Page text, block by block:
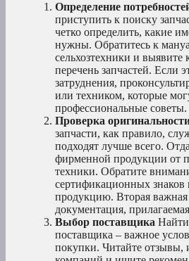
Определение
приступить к поиску
четко определить, какие
нужны. Обратитесь к
сельхозтехники и выявите
перечень запчастей. Если
затруднения,
или техником, которые
профессиональные советы.
Проверка
запчасти, как правило,
подходят лучше всего.
фирменной продукции от
техники. Обратите
сертификационных знаков
продукцию. Вторая важная
документация,
Выбор поставщика
поставщика – важное
покупки. Читайте отзывы,